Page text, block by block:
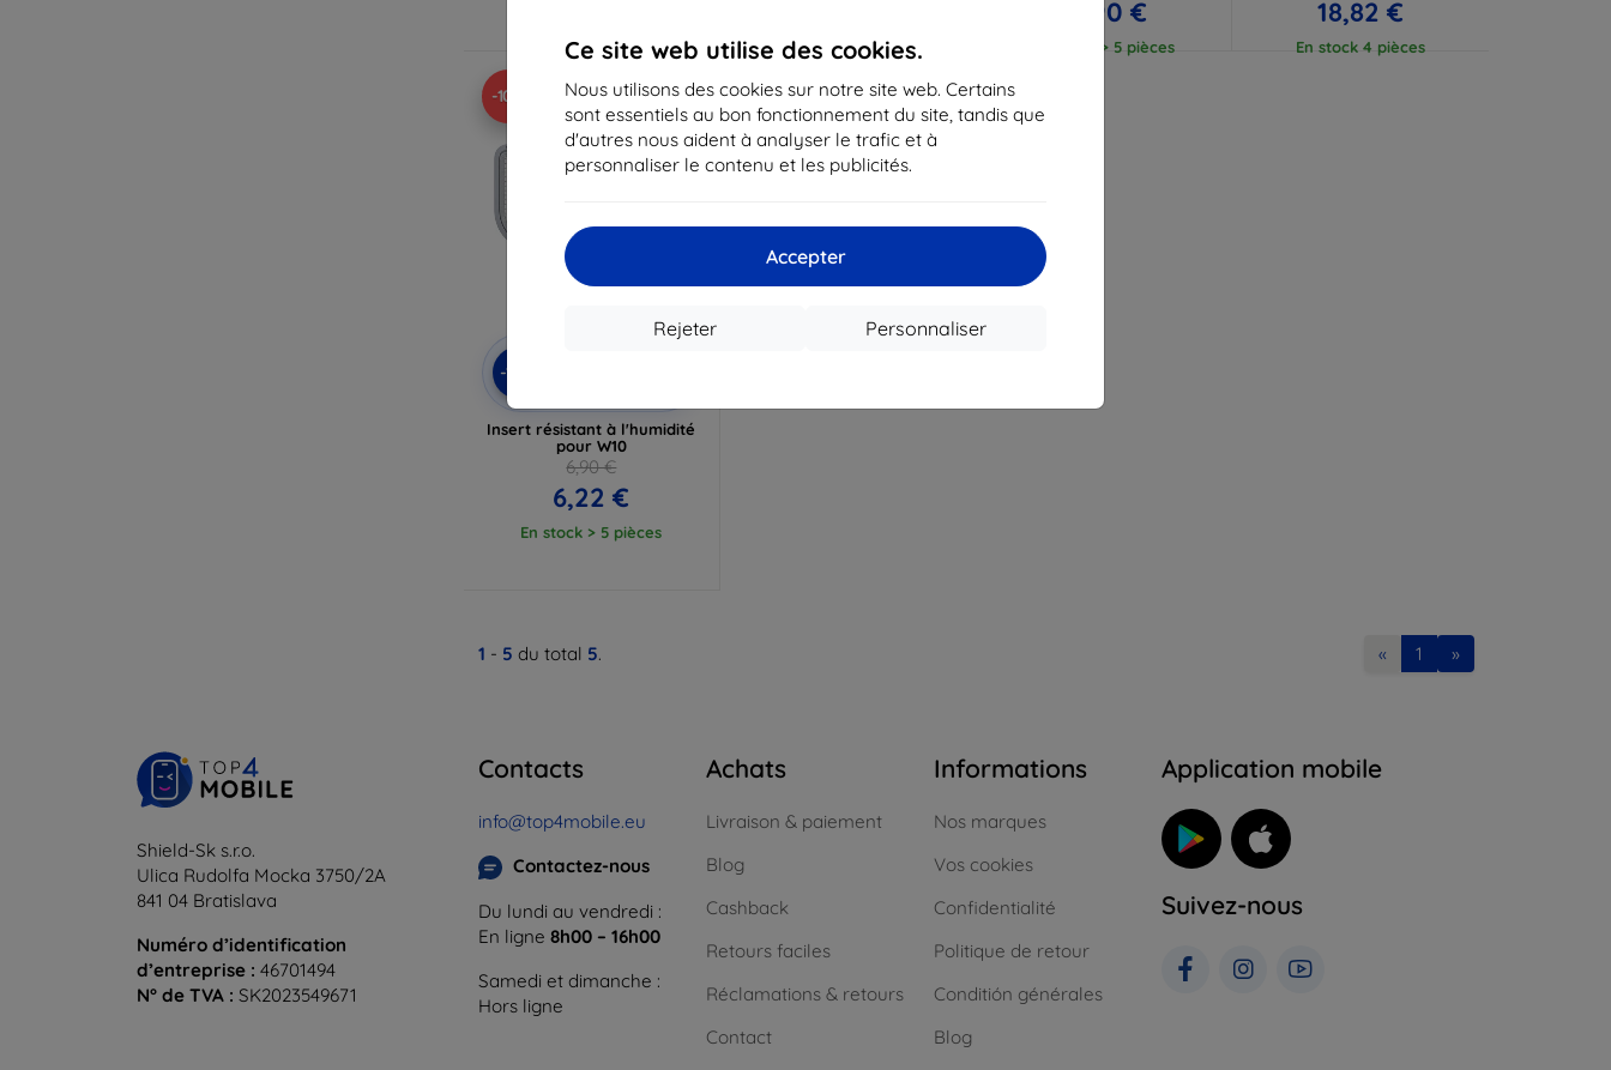
Ce site web utilise des cookies.
Nous utilisons des cookies sur notre site web. Certains
sont essentiels au bon fonctionnement du site, tandis que
d'autres nous aident à analyser le trafic et à
personnaliser le contenu et les publicités.
Accepter
Personnaliser
Rejeter
En stock > 5 pièces En stock > 5 pièces
17,90 €
En stock > 5 pièces
18,82 €
En stock 4 pièces
-10%
-10%
Insert résistant à l'humidité
pour W10
6,90 €
6,22 €
En stock > 5 pièces
1 - 5 du total 5. « 1 »
Shield-Sk s.r.o.
Ulica Rudolfa Mocka 3750/2A
841 04 Bratislava
Numéro d’identification
d’entreprise : 46701494
N° de TVA : SK2023549671
Contacts
info@top4mobile.eu
Contactez-nous
Du lundi au vendredi :
En ligne 8h00 – 16h00
Samedi et dimanche :
Hors ligne
Achats
Livraison & paiement
Blog
Cashback
Retours faciles
Réclamations & retours
Contact
Informations
Nos marques
Vos cookies
Confidentialité
Politique de retour
Conditión générales
Blog
Application mobile
Suivez-nous